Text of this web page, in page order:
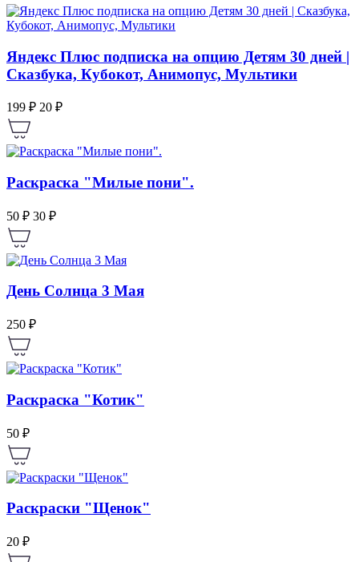
Яндекс Плюс подписка на опцию Детям 30 дней |
Сказбука, Кубокот, Анимопус, Мультики
199 ₽ 20 ₽
Раскраска "Милые пони".
50 ₽ 30 ₽
День Солнца 3 Мая
250 ₽
Раскраска "Котик"
50 ₽
Раскраски "Щенок"
20 ₽